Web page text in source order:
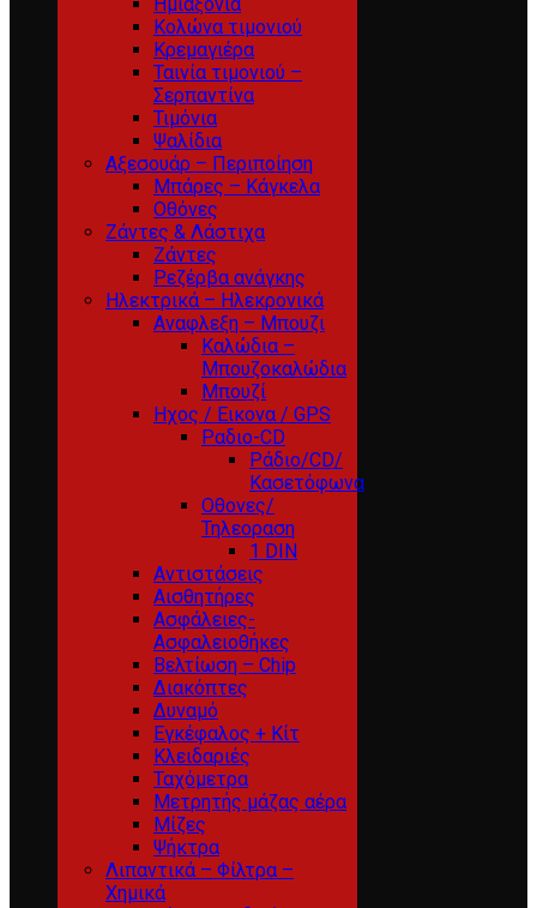
Κολώνα τιμονιού
Κρεμαγιέρα
Ταινία τιμονιού –
Σερπαντίνα
Τιμόνια
Ψαλίδια
Αξεσουάρ – Περιποίηση
Μπάρες – Κάγκελα
Οθόνες
Ζάντες & Λάστιχα
Ζάντες
Ρεζέρβα ανάγκης
Ηλεκτρικά – Ηλεκρονικά
Αναφλεξη – Μπουζι
Καλώδια –
Μπουζοκαλώδια
Μπουζί
Ηχος / Εικονα / GPS
Ραδιο-CD
Ράδιο/CD/
Κασετόφωνα
Οθονες/
Τηλεοραση
1 DIN
Αντιστάσεις
Αισθητήρες
Ασφάλειες-
Ασφαλειοθήκες
Βελτίωση – Chip
Διακόπτες
Δυναμό
Εγκέφαλος + Κίτ
Κλειδαριές
Ταχόμετρα
Μετρητής μάζας αέρα
Μίζες
Ψήκτρα
Λιπαντικά – Φίλτρα –
Χημικά